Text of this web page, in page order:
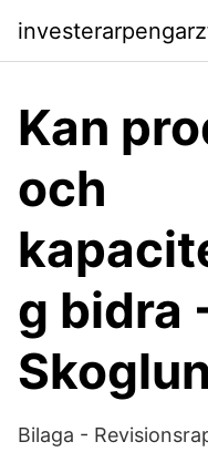
Kan
och
g bidra
Bilaga -